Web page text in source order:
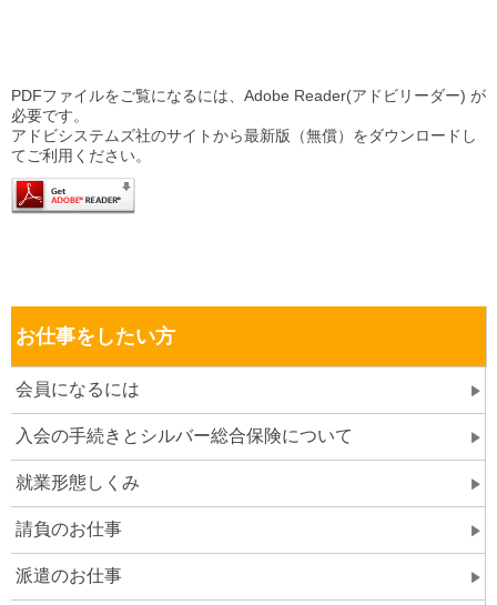
PDFファイルをご覧になるには、Adobe Reader(アドビリーダー) が
必要です。
アドビシステムズ社のサイトから最新版（無償）をダウンロードし
てご利用ください。
お仕事をしたい方
会員になるには
入会の手続きとシルバー総合保険について
就業形態しくみ
請負のお仕事
派遣のお仕事